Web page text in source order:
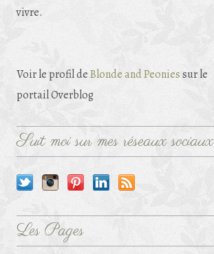
vivre.
Voir le profil deBlonde and Peoniessur le
portail Overblog
Suit moi sur mes réseaux sociaux
Les Pages